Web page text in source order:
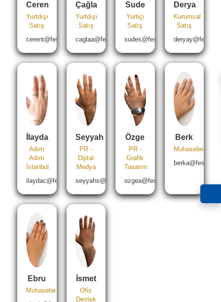
Ceren
Yurtdışı
Satış
cerent@festtravel.com
Çağla
Yurtdışı
Satış
caglaa@festtravel.com
Sude
Yurtiçi
Satış
sudes@festtravel.com
Derya
Kurumsal
Satış
İlayda
Adım
Adım
İstanbul
ilaydac@festtravel.com
Seyyah
PR -
Dijital
Medya
seyyahs@festtravel.com
Özge
PR -
Grafik
Tasarım
ozgea@festtravel.com
Berk
Muhasebe
Ebru
Muhasebe
İsmet
Ofis
Destek